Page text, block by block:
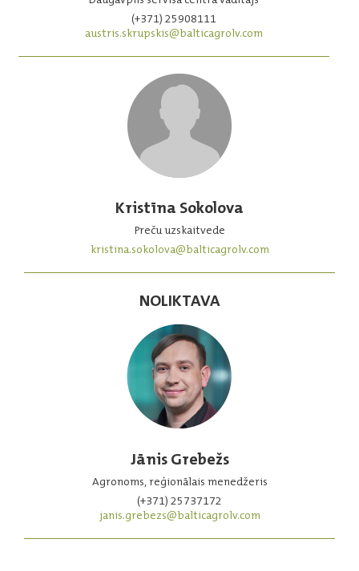
(+371) 25908111
austris.skrupskis@balticagrolv.com
Kristīna Sokolova
Preču uzskaitvede
kristina.sokolova@balticagrolv.com
NOLIKTAVA
Jānis Grebežs
Agronoms, reģionālais menedžeris
(+371) 25737172
janis.grebezs@balticagrolv.com